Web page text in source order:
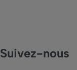
Suivez-nous